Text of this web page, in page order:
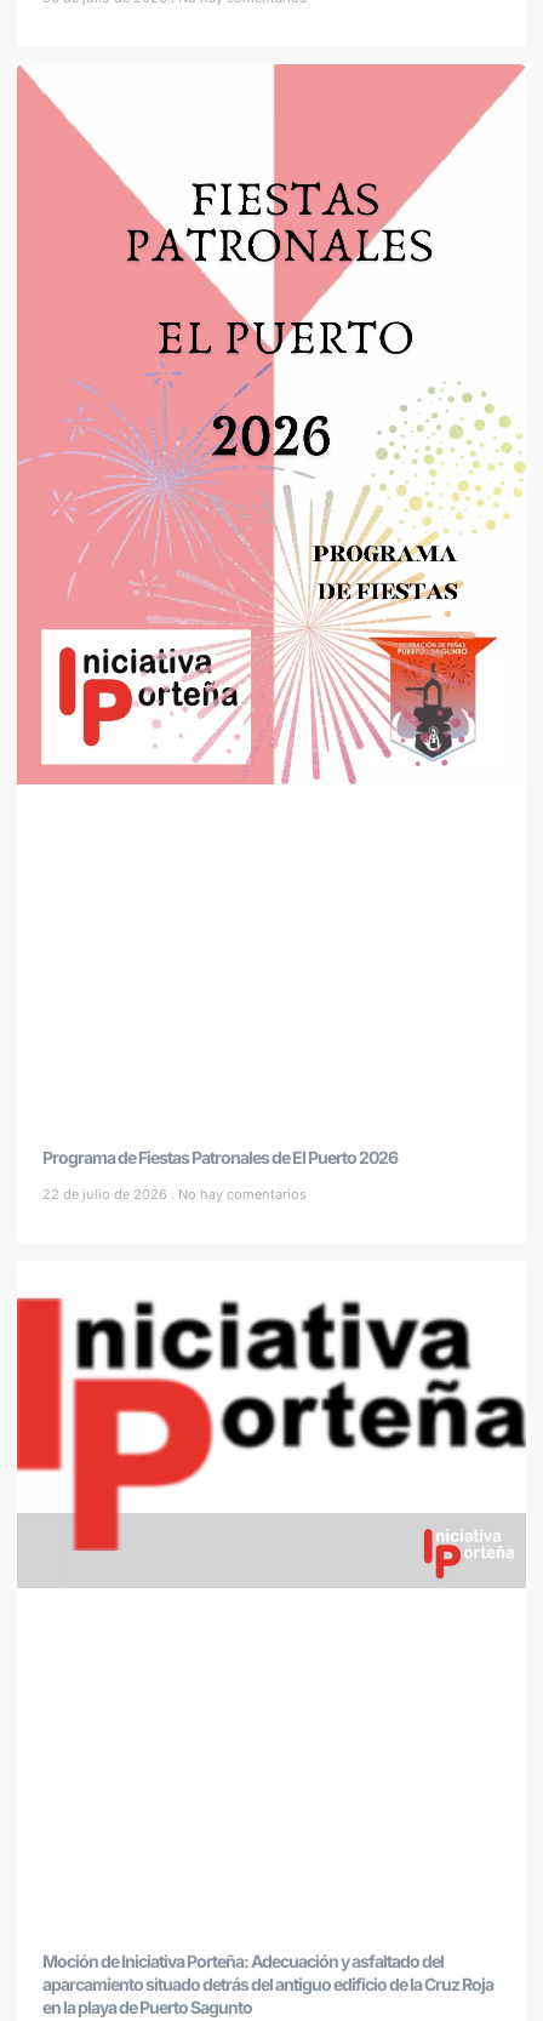
Programa de Fiestas Patronales de El Puerto 2026
22 de julio de 2026 No hay comentarios
Moción de Iniciativa Porteña: Adecuación y asfaltado del
aparcamiento situado detrás del antiguo edificio de la Cruz Roja
en la playa de Puerto Sagunto